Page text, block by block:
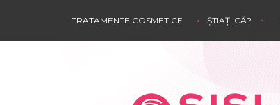
TRATAMENTE COSMETICE ȘTIAȚI CĂ?